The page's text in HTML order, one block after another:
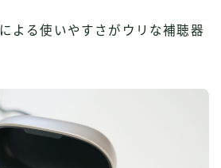
よる使いやすさがウリな補聴器